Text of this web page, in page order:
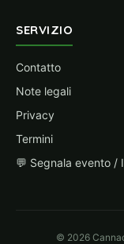
SERVIZIO
Contatto
Note legali
Privacy
Termini
💬 Segnala evento /
© 2026